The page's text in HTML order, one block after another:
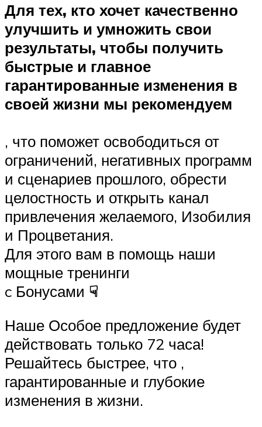
Для тех, кто хочет качественно
улучшить и умножить свои
результаты, чтобы получить
быстрые и главное
гарантированные изменения в
своей жизни мы рекомендуем
, что поможет освободиться от
ограничений, негативных программ
и сценариев прошлого, обрести
целостность и открыть канал
привлечения желаемого, Изобилия
и Процветания.
Для этого вам в помощь наши
мощные тренинги
c Бонусами ☟
Наше Особое предложение будет
действовать только 72 часа!
Решайтесь быстрее, что ,
гарантированные и глубокие
изменения в жизни.